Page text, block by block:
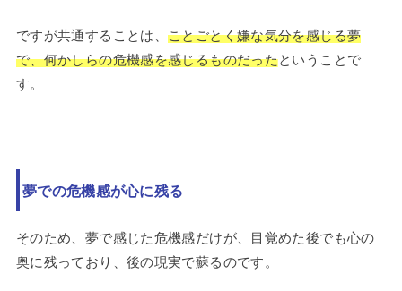
ですが共通することは、ことごとく嫌な気分を感じる夢
で、何かしらの危機感を感じるものだったということで
す。
夢での危機感が心に残る
そのため、夢で感じた危機感だけが、目覚めた後でも心の
奥に残っており、後の現実で蘇るのです。